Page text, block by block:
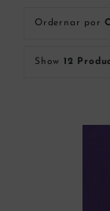
Ordernar por
Show 12